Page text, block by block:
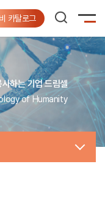
카탈로그
하는 기업 드림셀
of Humanity